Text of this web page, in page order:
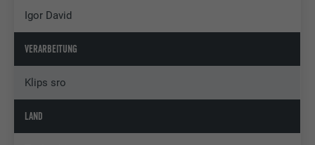
Igor David
VERARBEITUNG
Klips sro
LAND